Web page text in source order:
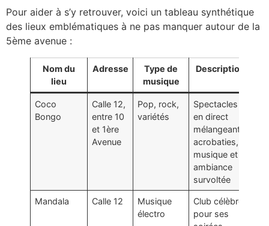
Pour aider à s’y retrouver, voici un tableau synthétique
des lieux emblématiques à ne pas manquer autour de la
5ème avenue :
Nom du
lieu
Adresse
Type de
musique
Description
Coco
Bongo
Calle 12,
entre 10
et 1ère
Avenue
Pop, rock,
variétés
Spectacles
en direct
mélangeant
acrobaties,
musique et
ambiance
survoltée
Mandala Calle 12
Musique
électro
Club célèbre
pour ses